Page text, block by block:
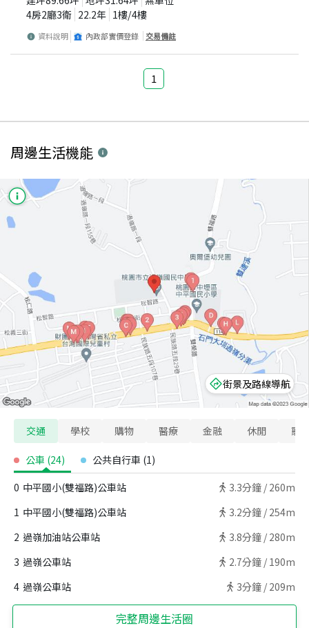
4房2廳3衛 22.2年 1樓/4樓
資料說明 內政部實價登錄 交易備註
1
周邊生活機能
街景及路線導航
交通 學校 購物 醫療 金融 休閒 寵
公車 (24) 公共自行車 (1)
0 中平國小(雙福路)公車站 3.3分鐘 / 260m
1 中平國小(雙福路)公車站 3.2分鐘 / 254m
2 過嶺加油站公車站 3.8分鐘 / 280m
3 過嶺公車站 2.7分鐘 / 190m
4 過嶺公車站 3分鐘 / 209m
完整周邊生活圈